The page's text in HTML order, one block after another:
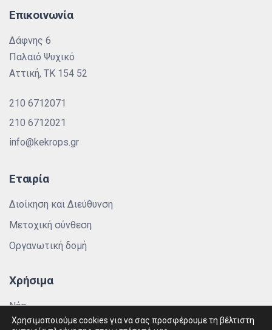
Επικοινωνία
Δάφνης 6
Παλαιό Ψυχικό
Αττική, ΤΚ 154 52
210 6712071
210 6712021
info@kekrops.gr
Εταιρία
Διοίκηση και Διεύθυνση
Μετοχική σύνθεση
Οργανωτική δομή
Χρήσιμα
Νέα
Πολιτική Απορρήτου
Χρησιμοποιούμε cookies για να σας προσφέρουμε τη βέλτιστη